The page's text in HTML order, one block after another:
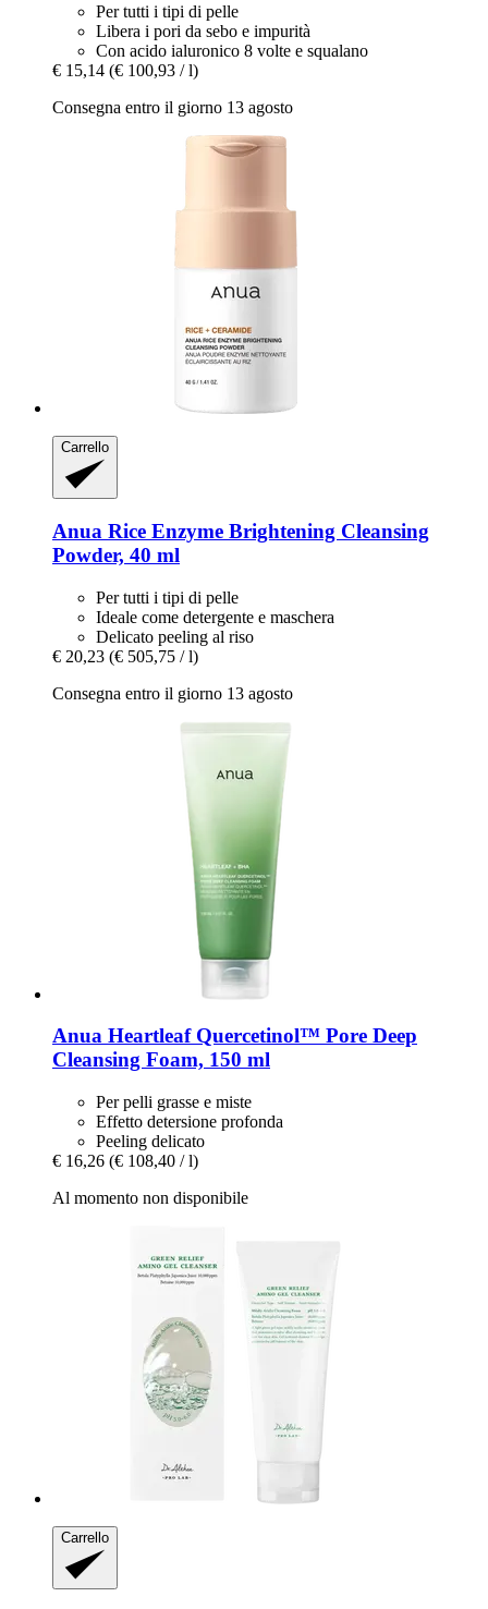
Per tutti i tipi di pelle
Libera i pori da sebo e impurità
Con acido ialuronico 8 volte e squalano
€ 15,14 (€ 100,93 / l)
Consegna entro il giorno 13 agosto
Carrello
Anua Rice Enzyme Brightening Cleansing
Powder, 40 ml
Per tutti i tipi di pelle
Ideale come detergente e maschera
Delicato peeling al riso
€ 20,23 (€ 505,75 / l)
Consegna entro il giorno 13 agosto
Anua Heartleaf Quercetinol™ Pore Deep
Cleansing Foam, 150 ml
Per pelli grasse e miste
Effetto detersione profonda
Peeling delicato
€ 16,26 (€ 108,40 / l)
Al momento non disponibile
Carrello